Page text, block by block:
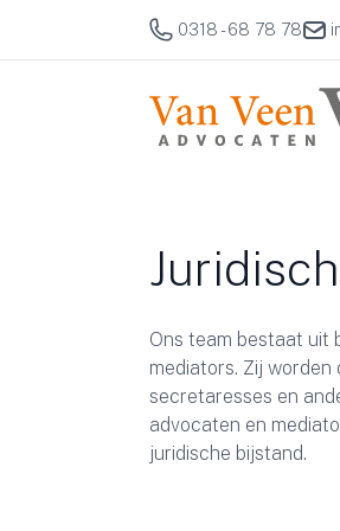
0318 - 68 78 78
Ons team bestaat uit
mediators. Zij
secretaresses en
advocaten en
juridische bijstand.